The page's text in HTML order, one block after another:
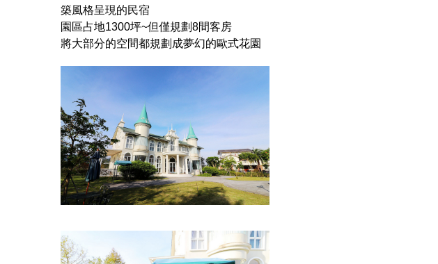
築風格呈現的民宿
園區占地1300坪~但僅規劃8間客房
將大部分的空間都規劃成夢幻的歐式花園